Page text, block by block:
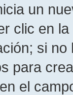
un
clic en
si
para
el